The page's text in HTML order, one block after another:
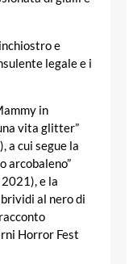
e
legale e i
in
vita glitter”
a cui segue la
arcobaleno”
e la
al nero di
Horror Fest